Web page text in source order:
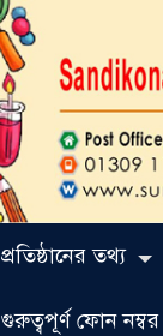
প্রতিষ্ঠানের তথ্য
গুরুত্বপূর্ণ ফোন নম্বর